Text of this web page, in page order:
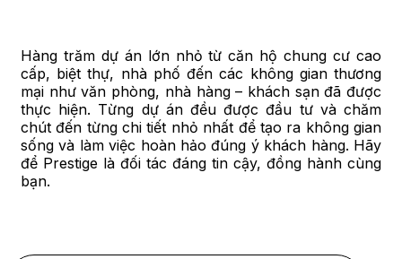
Hàng trăm dự án lớn nhỏ từ căn hộ chung cư cao
cấp, biệt thự, nhà phố đến các không gian thương
mại như văn phòng, nhà hàng – khách sạn đã được
thực hiện. Từng dự án đều được đầu tư và chăm
chút đến từng chi tiết nhỏ nhất để tạo ra không gian
sống và làm việc hoàn hảo đúng ý khách hàng. Hãy
để Prestige là đối tác đáng tin cậy, đồng hành cùng
bạn.